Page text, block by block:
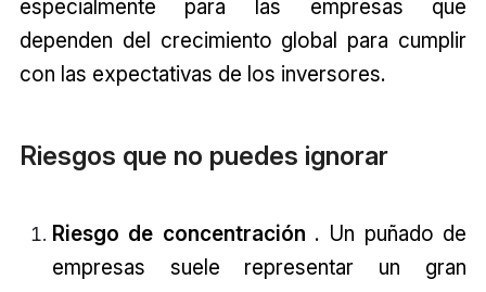
especialmente para las empresas que
dependen del crecimiento global para cumplir
con las expectativas de los inversores.
Riesgos que no puedes ignorar
Riesgo de concentración . Un puñado de
empresas suele representar un gran